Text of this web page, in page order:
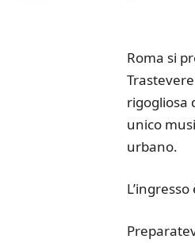
Roma si
rigogliosa
unico
urbano.